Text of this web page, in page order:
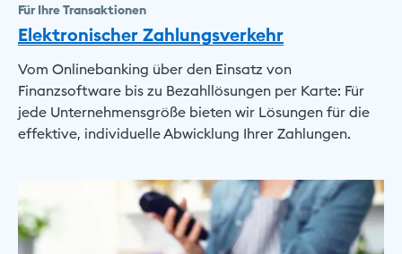
Für Ihre Transaktionen
Elektronischer Zahlungsverkehr
Vom Onlinebanking über den Einsatz von
Finanzsoftware bis zu Bezahllösungen per Karte: Für
jede Unternehmensgröße bieten wir Lösungen für die
effektive, individuelle Abwicklung Ihrer Zahlungen.